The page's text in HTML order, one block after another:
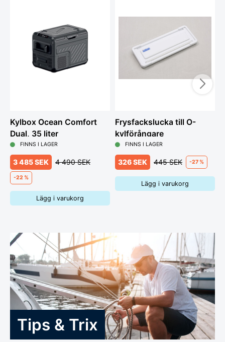
Kylbox Ocean Comfort
Dual, 35 liter
FINNS I LAGER
3 485 SEK 4 490 SEK
-22 %
Lägg i varukorg
Frysfackslucka till O-
kylförångare
FINNS I LAGER
326 SEK 445 SEK -27 %
Lägg i varukorg
Tips & Trix